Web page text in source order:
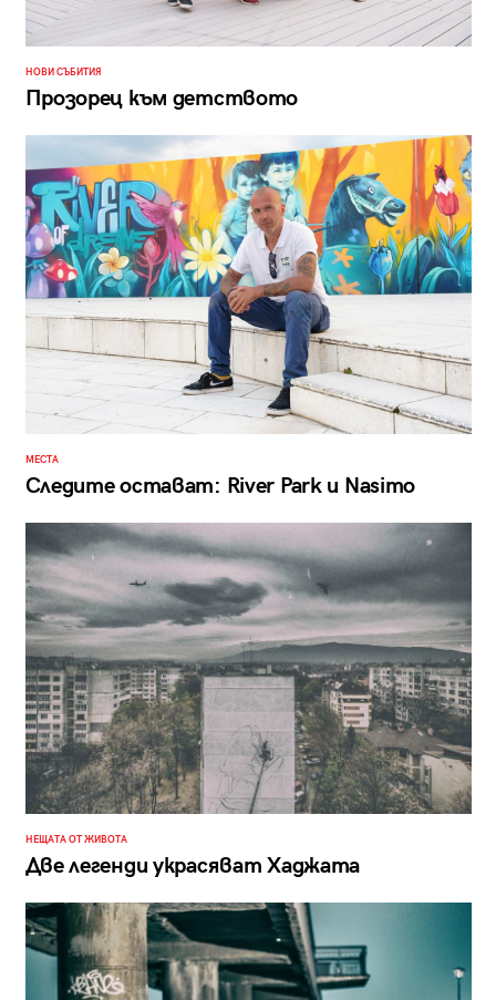
НОВИ СЪБИТИЯ
Прозорец към детството
МЕСТА
Следите остават: River Park и Nasimo
НЕЩАТА ОТ ЖИВОТА
Две легенди украсяват Хаджата